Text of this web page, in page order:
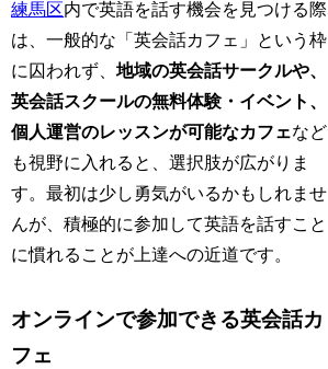
練馬区内で英語を話す機会を見つける際
は、一般的な「英会話カフェ」という枠
に囚われず、地域の英会話サークルや、
英会話スクールの無料体験・イベント、
個人運営のレッスンが可能なカフェなど
も視野に入れると、選択肢が広がりま
す。最初は少し勇気がいるかもしれませ
んが、積極的に参加して英語を話すこと
に慣れることが上達への近道です。
オンラインで参加できる英会話カ
フェ